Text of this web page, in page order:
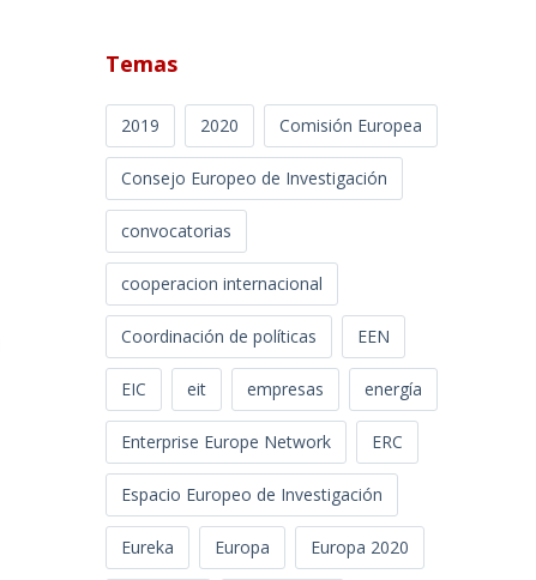
Temas
2019 2020 Comisión Europea
Consejo Europeo de Investigación
convocatorias
cooperacion internacional
Coordinación de políticas EEN
EIC eit empresas energía
Enterprise Europe Network ERC
Espacio Europeo de Investigación
Eureka Europa Europa 2020